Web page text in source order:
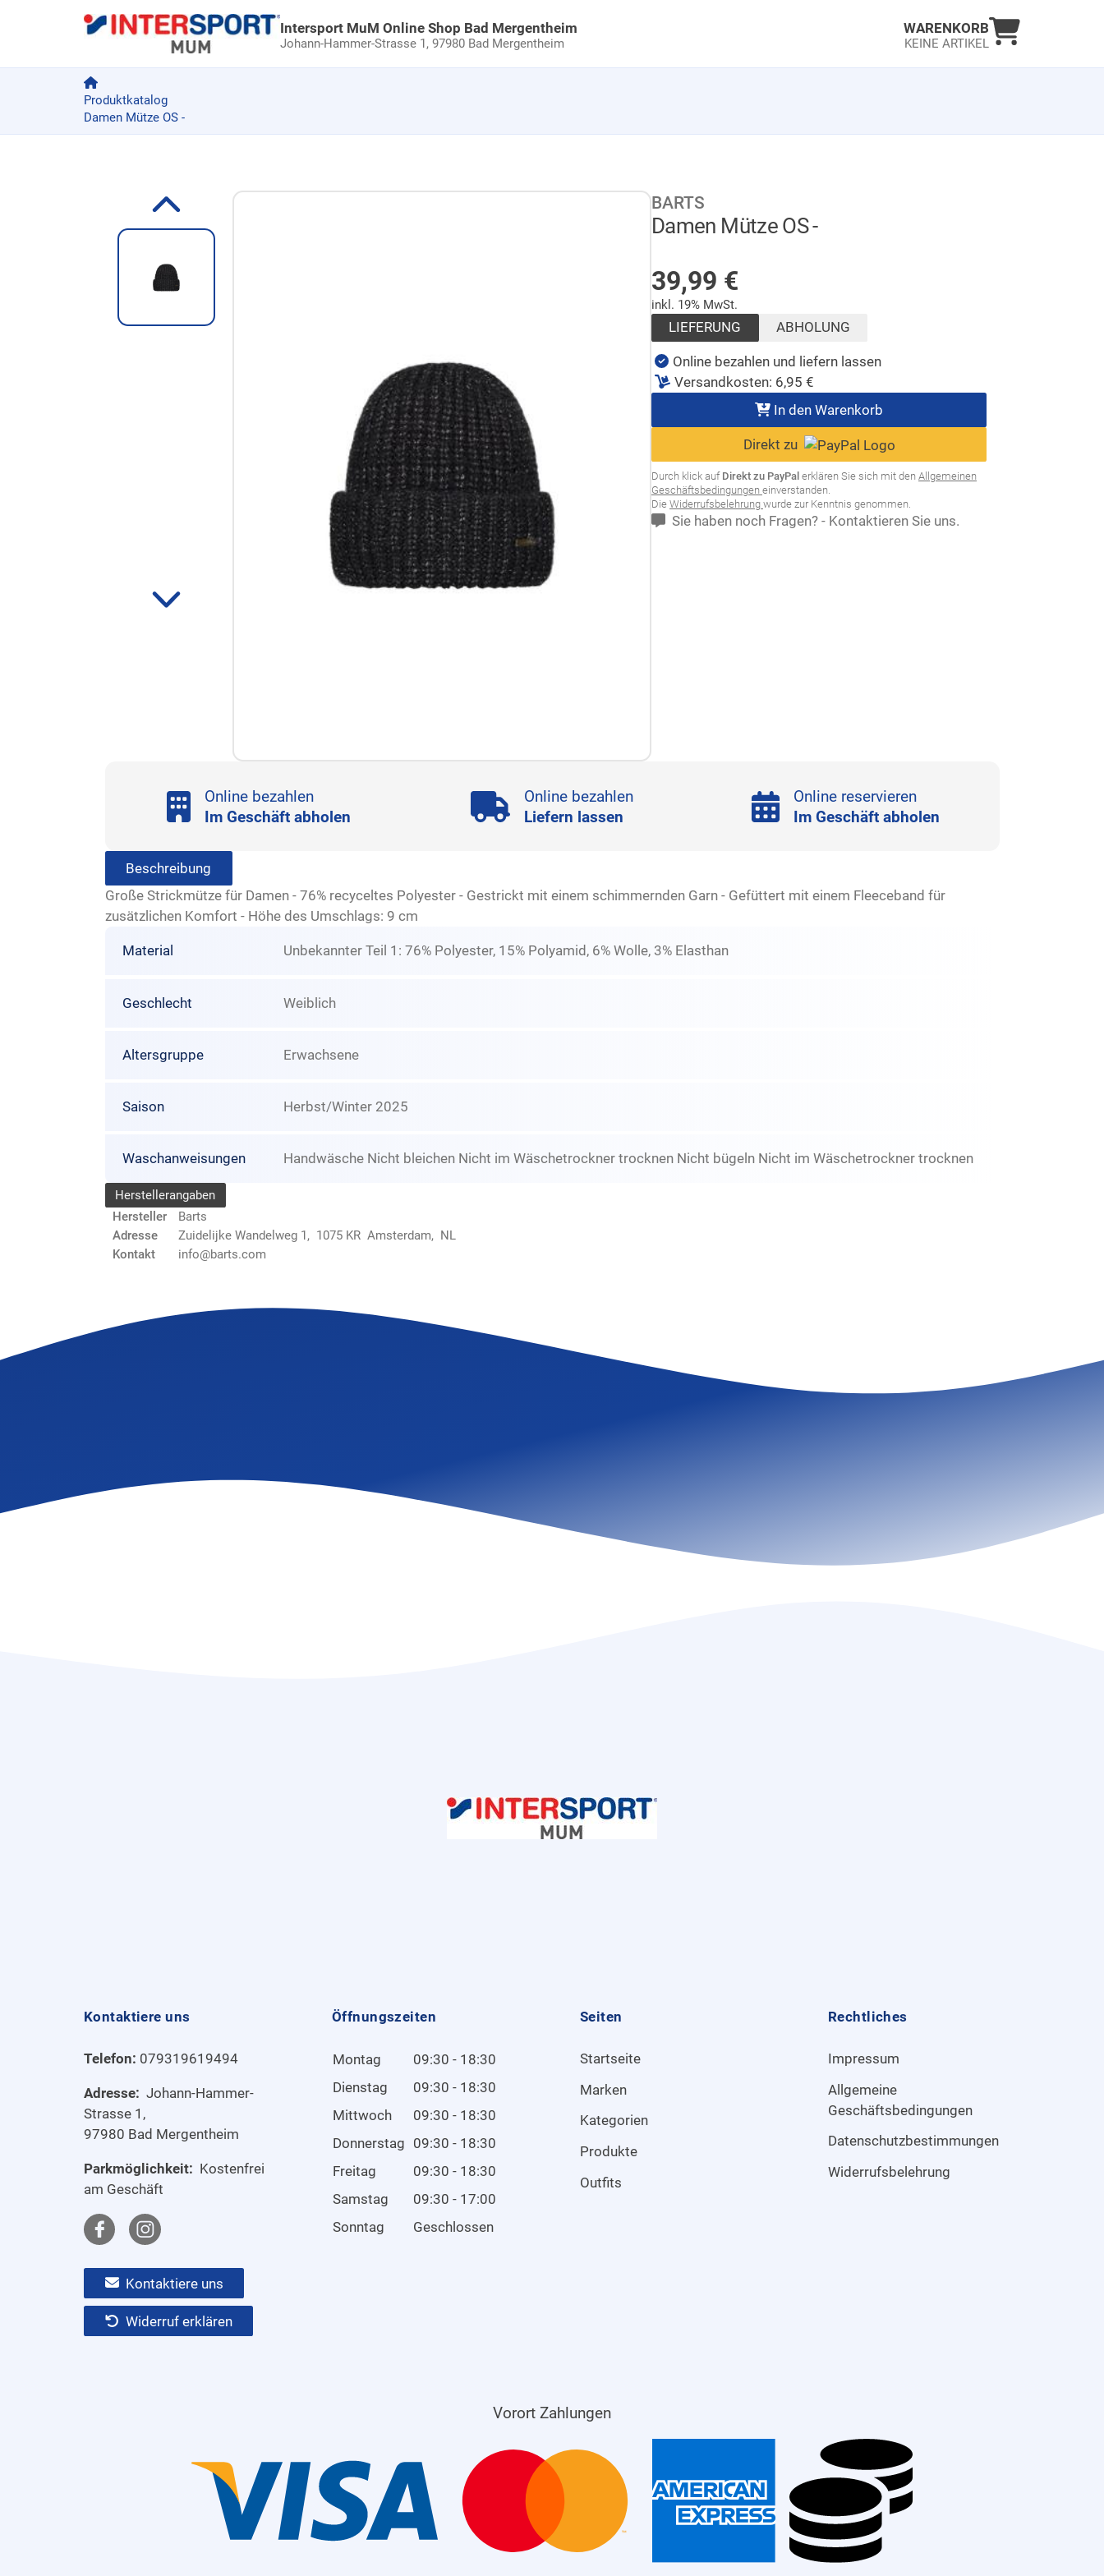
Intersport MuM Online Shop Bad Mergentheim
Johann-Hammer-Strasse 1,97980 Bad Mergentheim
WARENKORB
KEINE ARTIKEL
Warenkorb
Produktkatalog
Damen Mütze OS -
Zur Produktbeschreibung springen BARTS
Damen Mütze OS -
39,99 €
inkl. 19% MwSt.
LIEFERUNG ABHOLUNG
Online bezahlen und liefern lassen
Versandkosten: 6,95 €
In den Warenkorb
Direkt zu
Durch klick auf Direkt zu PayPal erklären Sie sich mit den Allgemeinen
Geschäftsbedingungen einverstanden.
Die Widerrufsbelehrung wurde zur Kenntnis genommen.
Sie haben noch Fragen? - Kontaktieren Sie uns.
Online bezahlen
Im Geschäft abholen
Online bezahlen
Liefern lassen
Online reservieren
Im Geschäft abholen
Beschreibung
Große Strickmütze für Damen - 76% recyceltes Polyester - Gestrickt mit einem schimmernden Garn - Gefüttert mit einem Fleeceband für
zusätzlichen Komfort - Höhe des Umschlags: 9 cm
Material Unbekannter Teil 1: 76% Polyester, 15% Polyamid, 6% Wolle, 3% Elasthan
Geschlecht Weiblich
Altersgruppe Erwachsene
Saison Herbst/Winter 2025
Waschanweisungen Handwäsche Nicht bleichen Nicht im Wäschetrockner trocknen Nicht bügeln Nicht im Wäschetrockner trocknen
Herstellerangaben
Hersteller
Barts
Adresse
Zuidelijke Wandelweg 1, 1075 KR Amsterdam, NL
Kontakt
info@barts.com
Kontaktiere uns
Telefon: 079319619494
Adresse: Johann-Hammer-
Strasse 1,
97980 Bad Mergentheim
Parkmöglichkeit: Kostenfrei
am Geschäft
Kontaktiere uns
Widerruf erklären
Öffnungszeiten
Montag
09:30 - 18:30
Dienstag
09:30 - 18:30
Mittwoch
09:30 - 18:30
Donnerstag 09:30 - 18:30
Freitag
09:30 - 18:30
Samstag
09:30 - 17:00
Sonntag
Geschlossen
Seiten
Startseite
Marken
Kategorien
Produkte
Outfits
Rechtliches
Impressum
Allgemeine
Geschäftsbedingungen
Datenschutzbestimmungen
Widerrufsbelehrung
Vorort Zahlungen